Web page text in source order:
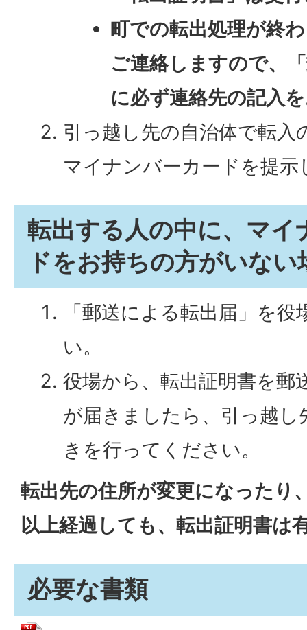
町での転出処理が終
ご連絡しますので、
に必ず連絡先の記入
引っ越し先の自治体で転入
マイナンバーカードを提
転出する人の中に、マイ
ドをお持ちの方がいない
「郵送による転出届」を
い。
役場から、転出証明書を郵
が届きましたら、引っ越し
きを行ってください。
転出先の住所が変更になったり
以上経過しても、転出証明書は
必要な書類